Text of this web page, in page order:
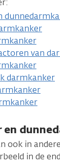
van
darmkanker
en
ook in
in de